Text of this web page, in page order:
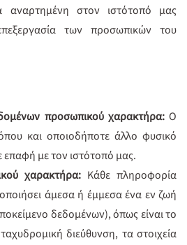
αναρτημένη στον ιστότοπό μας
των προσωπικών του
προσωπικού χαρακτήρα: Ο
και οποιοδήποτε άλλο φυσικό
με τον ιστότοπό μας.
χαρακτήρα: Κάθε πληροφορία
άμεσα ή έμμεσα ένα εν ζωή
δεδομένων), όπως είναι το
διεύθυνση, τα στοιχεία